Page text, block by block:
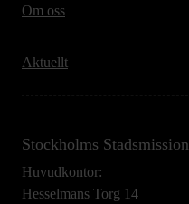
Om oss
Aktuellt
Stockholms Stadsmission
Huvudkontor:
Hesselmans Torg 14